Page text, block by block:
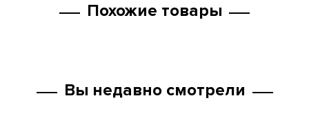
Похожие товары
Вы недавно смотрели